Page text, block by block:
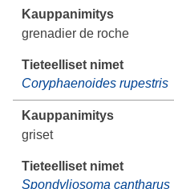
grenadier de roche
Coryphaenoides rupestris
griset
Spondyliosoma cantharus